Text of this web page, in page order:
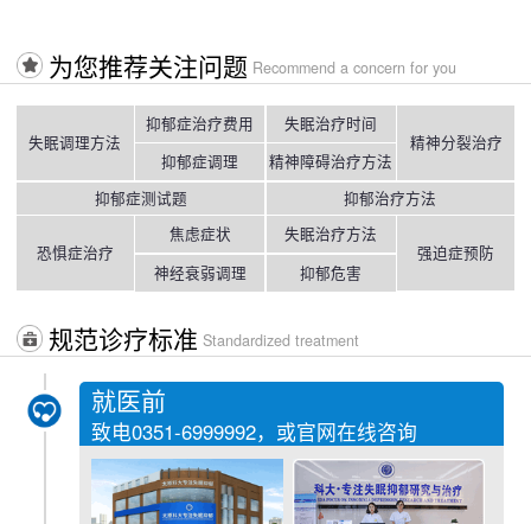
为您推荐关注问题 Recommend a concern for you
失眠调理方法
抑郁症治疗费用
抑郁症调理
失眠治疗时间
精神障碍治疗方法
精神分裂治疗
抑郁症测试题 抑郁治疗方法
恐惧症治疗
焦虑症状
神经衰弱调理
失眠治疗方法
抑郁危害
强迫症预防
规范诊疗标准 Standardized treatment
就医前
致电0351-6999992，或官网在线咨询